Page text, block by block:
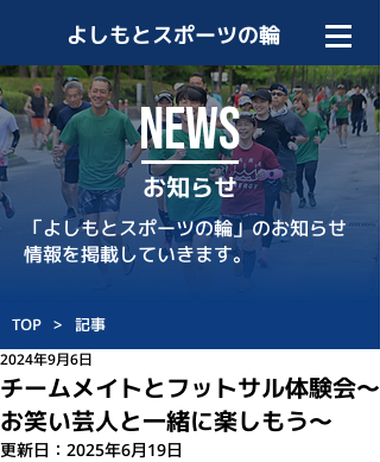
よしもとスポーツの輪
NEWS
お知らせ
「よしもとスポーツの輪」のお知らせ
情報を掲載していきます。
TOP > 記事
チームメイトとフットサル体験会～
お笑い芸人と一緒に楽しもう～
2024年9月6日
更新日： 2025年6月19日